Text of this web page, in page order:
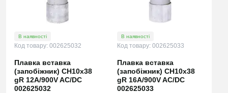
В наявності
Код товару: 002625032
Плавка вставка
(запобіжник) CH10x38
gR 12A/900V AC/DC
002625032
В наявності
Код товару: 002625033
Плавка вставка
(запобіжник) CH10x38
gR 16A/900V AC/DC
002625033